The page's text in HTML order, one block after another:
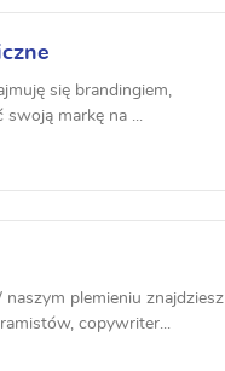
się brandingiem,
swoją markę na ...
naszym plemieniu znajdziesz
copywriter...